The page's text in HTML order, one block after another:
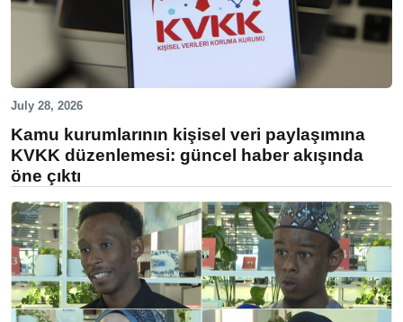
July 28, 2026
Kamu kurumlarının kişisel veri paylaşımına
KVKK düzenlemesi: güncel haber akışında
öne çıktı